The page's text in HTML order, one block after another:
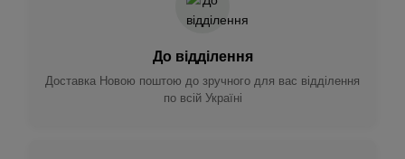
До відділення
Доставка Новою поштою до зручного для вас відділення
по всій Україні